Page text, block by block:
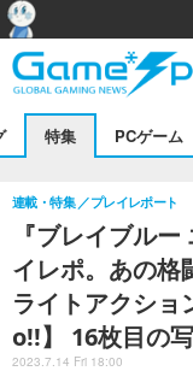
特集 PCゲーム
『ブレイブル
イレポ。あの格
ライトアクシ
o!!】 16枚目の
連載・特集 プレイレポート
2023.7.14 Fri 18:00